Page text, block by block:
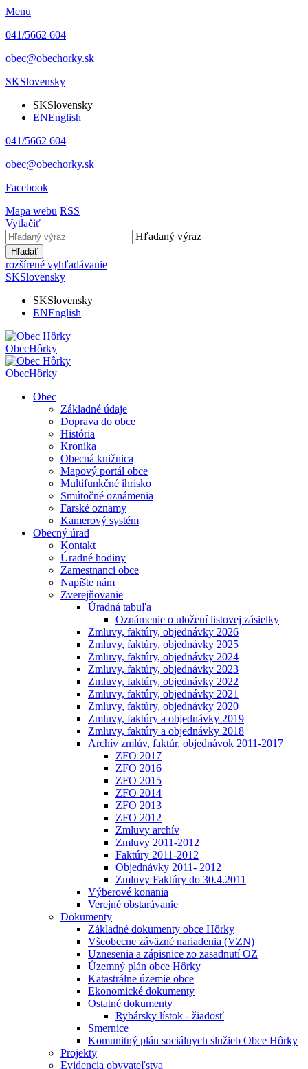
Menu
041/5662 604
obec@obechorky.sk
SKSlovensky
SKSlovensky
ENEnglish
041/5662 604
obec@obechorky.sk
Facebook
Mapa webu RSS
Vytlačiť
Hľadaný výraz
Hľadať
rozšírené vyhľadávanie
SKSlovensky
SKSlovensky
ENEnglish
ObecHôrky
ObecHôrky
Obec
Základné údaje
Doprava do obce
História
Kronika
Obecná knižnica
Mapový portál obce
Multifunkčné ihrisko
Smútočné oznámenia
Farské oznamy
Kamerový systém
Obecný úrad
Kontakt
Úradné hodiny
Zamestnanci obce
Napíšte nám
Zverejňovanie
Úradná tabuľa
Oznámenie o uložení listovej zásielky
Zmluvy, faktúry, objednávky 2026
Zmluvy, faktúry, objednávky 2025
Zmluvy, faktúry, objednávky 2024
Zmluvy, faktúry, objednávky 2023
Zmluvy, faktúry, objednávky 2022
Zmluvy, faktúry, objednávky 2021
Zmluvy, faktúry, objednávky 2020
Zmluvy, faktúry a objednávky 2019
Zmluvy, faktúry a objednávky 2018
Archív zmlúv, faktúr, objednávok 2011-2017
ZFO 2017
ZFO 2016
ZFO 2015
ZFO 2014
ZFO 2013
ZFO 2012
Zmluvy archív
Zmluvy 2011-2012
Faktúry 2011-2012
Objednávky 2011- 2012
Zmluvy Faktúry do 30.4.2011
Výberové konania
Verejné obstarávanie
Dokumenty
Základné dokumenty obce Hôrky
Všeobecne záväzné nariadenia (VZN)
Uznesenia a zápisnice zo zasadnutí OZ
Územný plán obce Hôrky
Katastrálne územie obce
Ekonomické dokumenty
Ostatné dokumenty
Rybársky lístok - žiadosť
Smernice
Komunitný plán sociálnych služieb Obce Hôrky
Projekty
Evidencia obyvateľstva